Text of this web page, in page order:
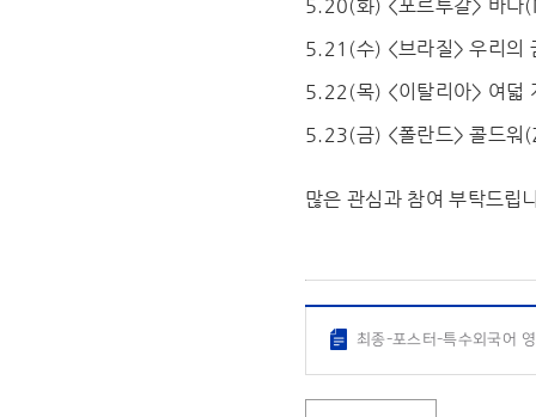
5.20(화) <포르투갈> 바다
5.21(수) <브라질> 우리
5.22(목) <이탈리아> 여
5.23(금) <폴란드> 콜드
많은 관심과 참여 부탁드립
최종-포스터-특수외국어